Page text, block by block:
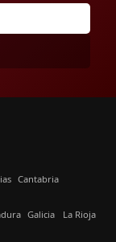
Cantabria
Galicia La Rioja